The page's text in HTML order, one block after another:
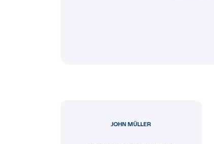
JOHN MÜLLER